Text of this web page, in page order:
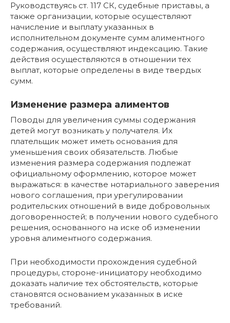
Руководствуясь ст. 117 СК, судебные приставы, а
также организации, которые осуществляют
начисление и выплату указанных в
исполнительном документе сумм алиментного
содержания, осуществляют индексацию. Такие
действия осуществляются в отношении тех
выплат, которые определены в виде твердых
сумм.
Изменение размера алиментов
Поводы для увеличения суммы содержания
детей могут возникать у получателя. Их
плательщик может иметь основания для
уменьшения своих обязательств. Любые
изменения размера содержания подлежат
официальному оформлению, которое может
выражаться: в качестве нотариального заверения
нового соглашения, при урегулировании
родительских отношений в виде добровольных
договоренностей; в получении нового судебного
решения, основанного на иске об изменении
уровня алиментного содержания.
При необходимости прохождения судебной
процедуры, стороне-инициатору необходимо
доказать наличие тех обстоятельств, которые
становятся основанием указанных в иске
требований.